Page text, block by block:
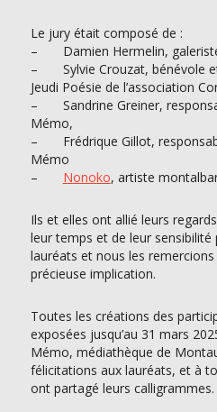
Le jury était composé de :
–
Damien Hermelin,
–
Sylvie Crouzat, bénévole
Jeudi Poésie de l’association
–
Sandrine Greiner,
Mémo,
–
Frédrique Gillot,
Mémo
–
Nonoko, artiste
Ils et elles ont allié leurs
leur temps et de leur
lauréats et nous les
précieuse implication.
Toutes les créations des
exposées jusqu’au 31 mars
Mémo, médiathèque de
félicitations aux lauréats, et à
ont partagé leurs calligrammes.